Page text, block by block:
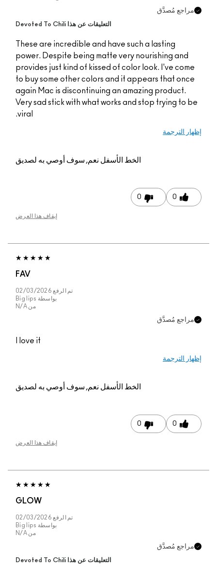
مراجع مُصدَّق
التعليقات عن هذا Devoted To Chili
These are incredible and have such a lasting
power. Despite being matte very nourishing and
provides just kind of kissed of color look. I've come
to buy some other colors and it appears that once
again Mac is discontinuing an amazing product.
Very sad stick with what works and stop trying to be
viral.
إظهار الترجمة
الخط الأسفلنعم, سوف أوصي به لصديق
0
0
إيقاف هذا العرض
FAV
تم الرفع 02/03/2026
بواسطة Big lips
من N/A
مراجع مُصدَّق
I love it
إظهار الترجمة
الخط الأسفلنعم, سوف أوصي به لصديق
0
0
إيقاف هذا العرض
GLOW
تم الرفع 02/03/2026
بواسطة Big lips
من N/A
مراجع مُصدَّق
التعليقات عن هذا Devoted To Chili